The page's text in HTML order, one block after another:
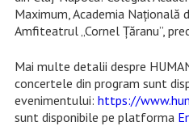
Maximum, Academia Națională
Amfiteatrul „Cornel Țăranu”,
Mai multe detalii despre
concertele din program sunt
evenimentului: https://
sunt disponibile pe platforma